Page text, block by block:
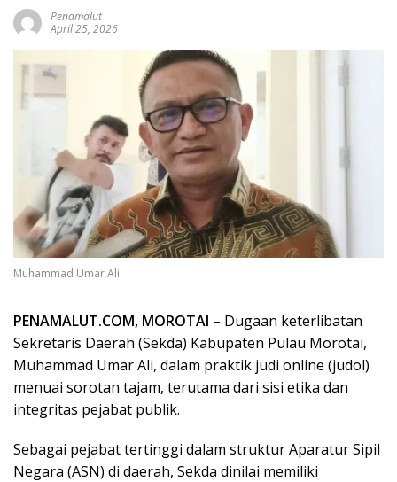
Penamalut
April 25, 2026
Muhammad Umar Ali
PENAMALUT.COM, MOROTAI – Dugaan keterlibatan
Sekretaris Daerah (Sekda) Kabupaten Pulau Morotai,
Muhammad Umar Ali, dalam praktik judi online (judol)
menuai sorotan tajam, terutama dari sisi etika dan
integritas pejabat publik.
Sebagai pejabat tertinggi dalam struktur Aparatur Sipil
Negara (ASN) di daerah, Sekda dinilai memiliki